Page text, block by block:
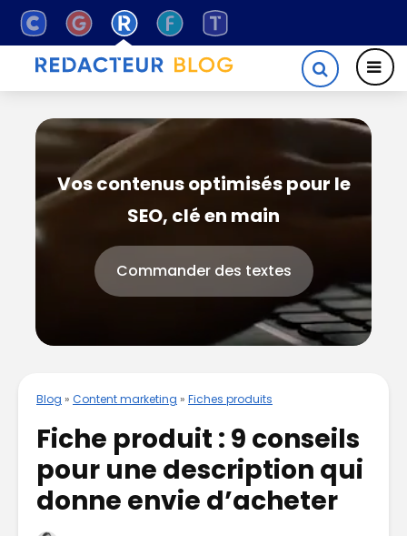
Vos contenus optimisés pour le
SEO, clé en main
Commander des textes
Blog » Content marketing » Fiches produits
Fiche produit : 9 conseils
pour une description qui
donne envie d’acheter